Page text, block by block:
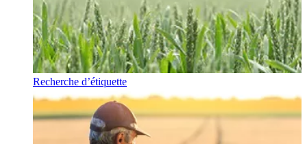
Recherche d’étiquette